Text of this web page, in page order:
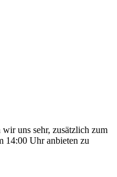
uns sehr, zusätzlich zum
14:00 Uhr anbieten zu